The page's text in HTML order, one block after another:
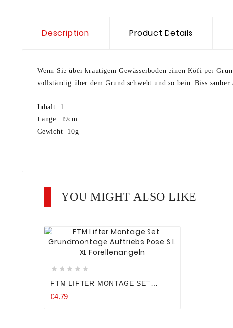
Description Product Details
Wenn Sie über krautigem Gewässerboden einen Köfi per
vollständig über dem Grund schwebt und so beim Biss sauber
Inhalt: 1
Länge: 19cm
Gewicht: 10g
YOU MIGHT ALSO LIKE
   
    
FTM LIFTER MONTAGE SET
POSE S L XL FORELLENANGELN
€4.79